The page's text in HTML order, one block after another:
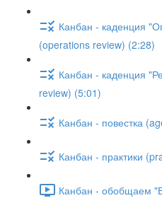
Канбан - каденция
(operations review) (2:28)
Канбан - каденция
review) (5:01)
Канбан - повестка
Канбан - практики
Канбан - обобщаем